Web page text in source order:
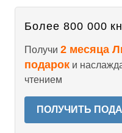
Более 800 000
Получи 2 месяца
подарок и
чтением
ПОЛУЧИТЬ